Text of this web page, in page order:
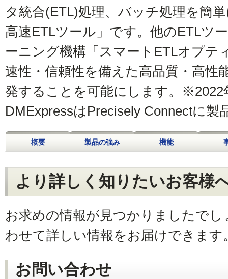
タ統合(ETL)処理、バッチ処理を簡
高速ETLツール」です。他のETLツ
ーニング機構「スマートETLオプテ
速性・信頼性を備えた高品質・高性
発することを可能にします。※2022
DMExpressはPrecisely Connectに製
概要 製品の強み 機能
より詳しく知りたいお客様
お求めの情報が見つかりましたで
わせて詳しい情報をお届けできます
お問い合わせ